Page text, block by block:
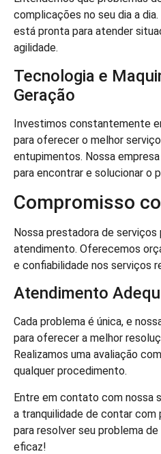
complicações no seu dia a
está pronta para atender
agilidade.
Tecnologia e
Geração
Investimos constantemente
para oferecer o melhor
entupimentos. Nossa
para encontrar e solucionar o
Compromisso
Nossa prestadora de serviços
atendimento. Oferecemos
e confiabilidade nos serviços
Atendimento
Cada problema é única, e
para oferecer a melhor
Realizamos uma avaliação
qualquer procedimento.
Entre em contato com nossa
a tranquilidade de contar com
para resolver seu problema
eficaz!